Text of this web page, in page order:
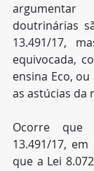
doutrinárias
13.491/17,
equivocada,
ensina Eco,
as astúcias da
Ocorre
13.491/17,
que a Lei